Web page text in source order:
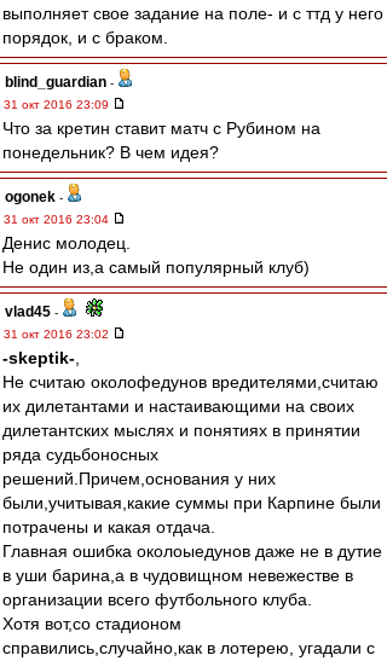
выполняет свое задание на поле- и с ттд у него
порядок, и с браком.
blind_guardian -
31 окт 2016 23:09
Что за кретин ставит матч с Рубином на
понедельник? В чем идея?
ogonek -
31 окт 2016 23:04
Денис молодец.
Не один из,а самый популярный клуб)
vlad45 -
31 окт 2016 23:02
-skeptik-
Не считаю околофедунов вредителями,считаю
их дилетантами и настаивающими на своих
дилетантских мыслях и понятиях в принятии
ряда судьбоносных
решений.Причем,основания у них
были,учитывая,какие суммы при Карпине были
потрачены и какая отдача.
Главная ошибка околоыедунов даже не в дутие
в уши барина,а в чудовищном невежестве в
организации всего футбольного клуба.
Хотя вот,со стадионом
справились,случайно,как в лотерею, угадали с